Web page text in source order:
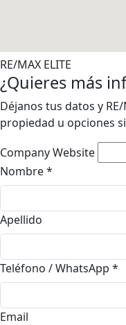
RE/MAX ELITE
¿Quieres más
Déjanos tus datos y
propiedad u opciones
Company Website
Nombre*
Apellido
Teléfono / WhatsApp *
Email